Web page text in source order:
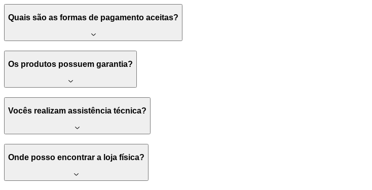
Quais são as formas de pagamento aceitas?
Os produtos possuem garantia?
Vocês realizam assistência técnica?
Onde posso encontrar a loja física?